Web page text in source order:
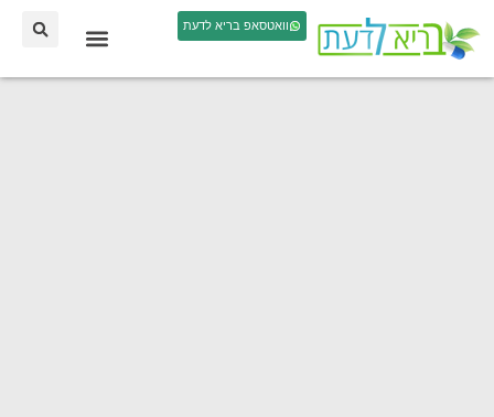
וואטסאפ בריא לדעת